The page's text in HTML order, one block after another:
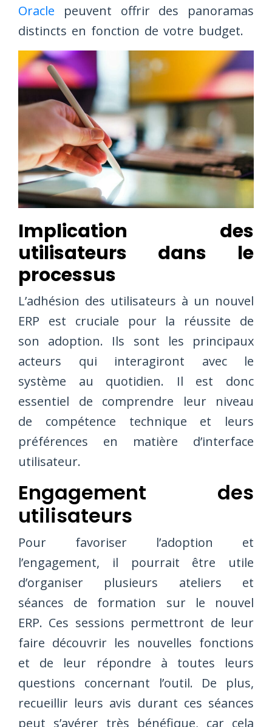
Oracle peuvent offrir des panoramas
distincts en fonction de votre budget.
Implication des
utilisateurs dans le
processus
L’adhésion des utilisateurs à un nouvel
ERP est cruciale pour la réussite de
son adoption. Ils sont les principaux
acteurs qui interagiront avec le
système au quotidien. Il est donc
essentiel de comprendre leur niveau
de compétence technique et leurs
préférences en matière d’interface
utilisateur.
Engagement des
utilisateurs
Pour favoriser l’adoption et
l’engagement, il pourrait être utile
d’organiser plusieurs ateliers et
séances de formation sur le nouvel
ERP. Ces sessions permettront de leur
faire découvrir les nouvelles fonctions
et de leur répondre à toutes leurs
questions concernant l’outil. De plus,
recueillir leurs avis durant ces séances
peut s’avérer très bénéfique, car cela